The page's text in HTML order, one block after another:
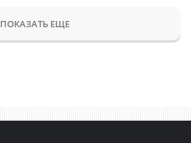
ПОКАЗАТЬ ЕЩЕ